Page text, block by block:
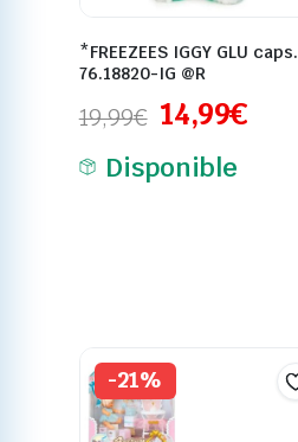
*FREEZEES IGGY GLU caps.
76.18820-IG @R
19,99€ 14,99€
Disponible
-21%